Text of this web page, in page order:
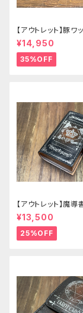
【アウトレット】豚ワ
のかぶせタイプの紳
¥14,950
35%OFF
【アウトレット】魔
カードケース
茶の書
¥13,500
25%OFF